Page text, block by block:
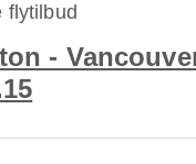
flytilbud
-